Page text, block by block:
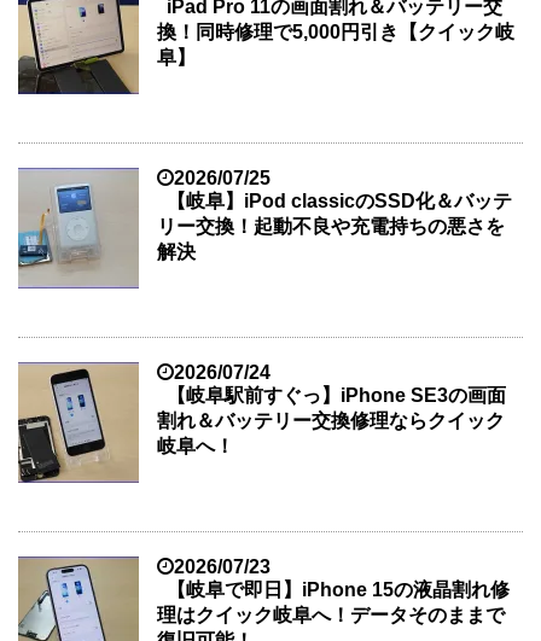
iPad Pro 11の画面割れ＆バッテリー交
換！同時修理で5,000円引き【クイック岐
阜】
2026/07/25
【岐阜】iPod classicのSSD化＆バッテ
リー交換！起動不良や充電持ちの悪さを
解決
2026/07/24
【岐阜駅前すぐっ】iPhone SE3の画面
割れ＆バッテリー交換修理ならクイック
岐阜へ！
2026/07/23
【岐阜で即日】iPhone 15の液晶割れ修
理はクイック岐阜へ！データそのままで